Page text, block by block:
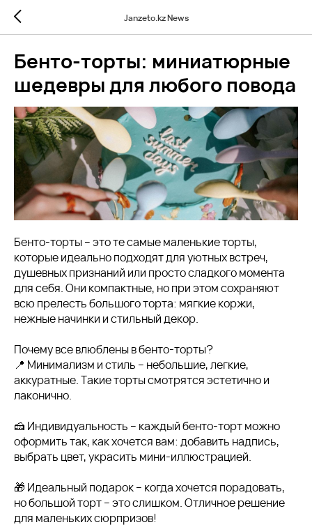
Janzeto.kz News
Бенто-торты: миниатюрные
шедевры для любого повода
Бенто-торты – это те самые маленькие торты,
которые идеально подходят для уютных встреч,
душевных признаний или просто сладкого момента
для себя. Они компактные, но при этом сохраняют
всю прелесть большого торта: мягкие коржи,
нежные начинки и стильный декор.
Почему все влюблены в бенто-торты?
📍 Минимализм и стиль – небольшие, легкие,
аккуратные. Такие торты смотрятся эстетично и
лаконично.
🍰 Индивидуальность – каждый бенто-торт можно
оформить так, как хочется вам: добавить надпись,
выбрать цвет, украсить мини-иллюстрацией.
🎁 Идеальный подарок – когда хочется порадовать,
но большой торт – это слишком. Отличное решение
для маленьких сюрпризов!